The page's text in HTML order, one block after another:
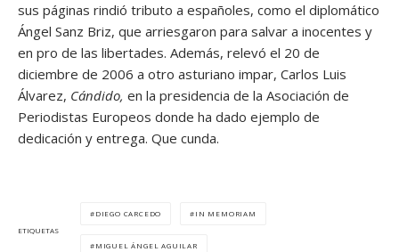
sus páginas rindió tributo a españoles, como el diplomático
Ángel Sanz Briz, que arriesgaron para salvar a inocentes y
en pro de las libertades. Además, relevó el 20 de
diciembre de 2006 a otro asturiano impar, Carlos Luis
Álvarez, Cándido, en la presidencia de la Asociación de
Periodistas Europeos donde ha dado ejemplo de
dedicación y entrega. Que cunda.
ETIQUETAS
DIEGO CARCEDO IN MEMORIAM
MIGUEL ÁNGEL AGUILAR